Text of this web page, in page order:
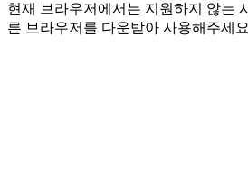
현재 브라우저에서는 지원하지 않는
른 브라우저를 다운받아 사용해주세